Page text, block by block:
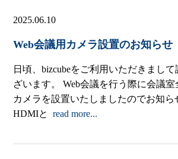
2025.06.10
Web会議用カメラ設置のお知らせ
日頃、bizcubeをご利用いただきまし
ざいます。 Web会議を行う際に会議室
カメラを設置いたしましたのでお知ら
HDMIとread more...